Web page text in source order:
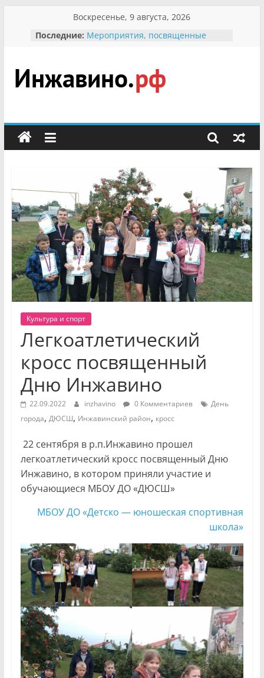
содержимому
Воскресенье, 9 августа, 2026
Последние: Мероприятия, посвященные
гражданин Инжавинского округа»
участнице Великой
Отечественной, фронтовичке
Безопасность в сети Интернет
мероприятии «Сохраним
первоцветы!»
В вольере Воронинского
заповедника родились крапчатые
суслики
Инжавино.рф
сельский
портал
Культура и спорт
Легкоатлетический
кросс посвященный
Дню Инжавино
22.09.2022 inzhavino 0 Комментариев
День
города, ДЮСШ, Инжавинский район, кросс
22 сентября в р.п.Инжавино прошел
легкоатлетический кросс посвященный Дню
Инжавино, в котором приняли участие и
обучающиеся МБОУ ДО «ДЮСШ»
МБОУ ДО «Детско — юношеская спортивная
школа»